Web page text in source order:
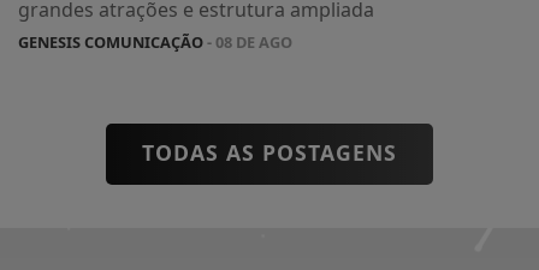
grandes atrações e estrutura ampliada
GENESIS COMUNICAÇÃO- 08 DE AGO
TODAS AS POSTAGENS